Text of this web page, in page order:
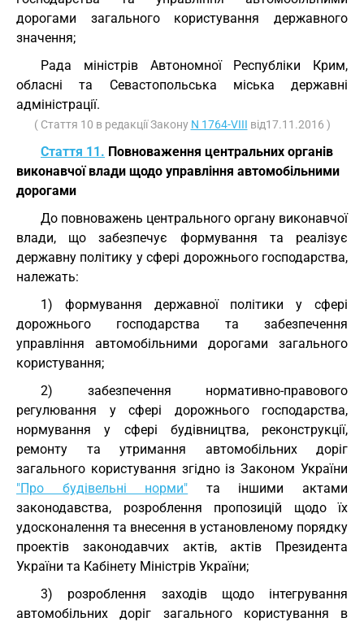
дорогами загального користування державного
значення;
Рада міністрів Автономної Республіки Крим,
обласні та Севастопольська міська державні
адміністрації.
( Стаття 10 в редакції Закону N 1764-VIII від17.11.2016 )
Стаття 11. Повноваження центральних органів
виконавчої влади щодо управління автомобільними
дорогами
До повноважень центрального органу виконавчої
влади, що забезпечує формування та реалізує
державну політику у сфері дорожнього господарства,
належать:
1) формування державної політики у сфері
дорожнього господарства та забезпечення
управління автомобільними дорогами загального
користування;
2) забезпечення нормативно-правового
регулювання у сфері дорожнього господарства,
нормування у сфері будівництва, реконструкції,
ремонту та утримання автомобільних доріг
загального користування згідно із Законом України
"Про будівельні норми" та іншими актами
законодавства, розроблення пропозицій щодо їх
удосконалення та внесення в установленому порядку
проектів законодавчих актів, актів Президента
України та Кабінету Міністрів України;
3) розроблення заходів щодо інтегрування
автомобільних доріг загального користування в